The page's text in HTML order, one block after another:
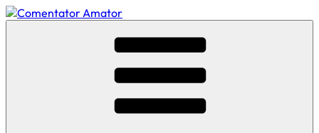
Skip
to